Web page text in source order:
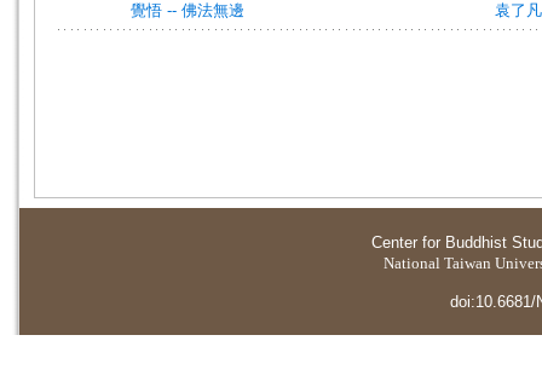
覺悟 -- 佛法無邊 袁了
Center for Buddhist
National Taiwan
doi:10.6681/